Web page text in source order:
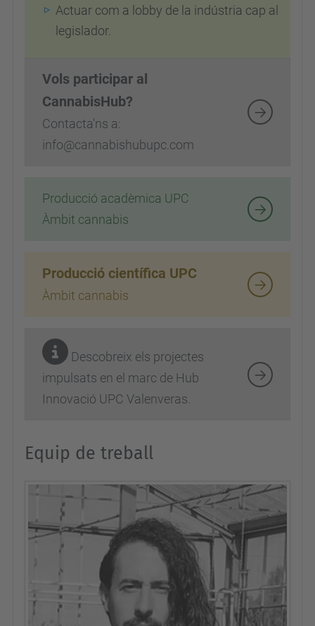
Actuar com a lobby de la indústria cap al
legislador.
Vols participar al
CannabisHub?
Contacta'ns a:
info@cannabishubupc.com
Producció acadèmica UPC
Àmbit cannabis
Producció científica UPC
Àmbit cannabis
Descobreix els projectes
impulsats en el marc de Hub
Innovació UPC Valenveras.
Equip de treball